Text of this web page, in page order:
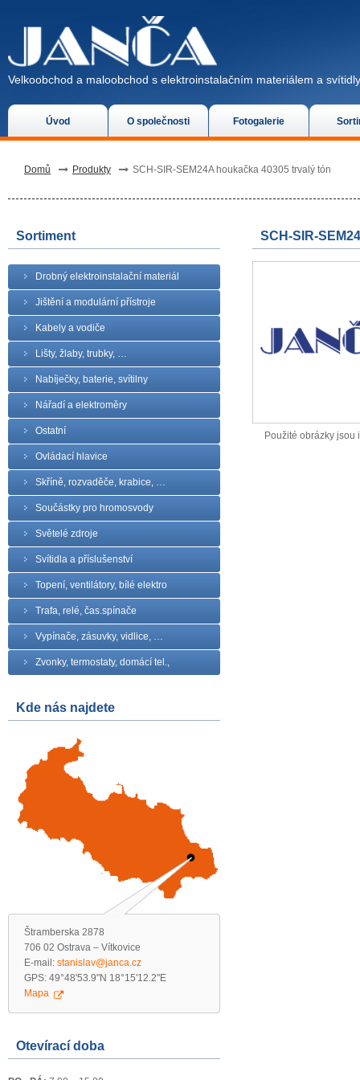
Úvod O společnosti Fotogalerie
Velkoobchod a maloobchod s elektroinstalačním materiálem a
Domů Produkty SCH-SIR-SEM24A houkačka 40305 trvalý tón
Sortiment
Drobný elektroinstalační materiál
Jištění a modulární přístroje
Kabely a vodiče
Lišty, žlaby, trubky, …
Nabíječky, baterie, svítilny
Nářadí a elektroměry
Ostatní
Ovládací hlavice
Skříně, rozvaděče, krabice, …
Součástky pro hromosvody
Světelé zdroje
Svítidla a příslušenství
Topení, ventilátory, bílé elektro
Trafa, relé, čas.spínače
Vypínače, zásuvky, vidlice, …
Zvonky, termostaty, domácí tel.,
Kde nás najdete
Štramberska 2878
706 02 Ostrava – Vítkovice
E-mail: stanislav@janca.cz
GPS: 49°48'53.9"N 18°15'12.2"E
Mapa
Otevírací doba
SCH-SIR-
Použité obrázky jsou